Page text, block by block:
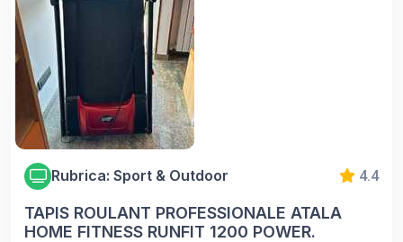
Rubrica: Sport & Outdoor 4.4
TAPIS ROULANT PROFESSIONALE ATALA
HOME FITNESS RUNFIT 1200 POWER.